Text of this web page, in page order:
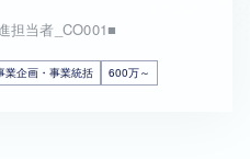
担当者_CO001■
業企画・事業統括 600万～